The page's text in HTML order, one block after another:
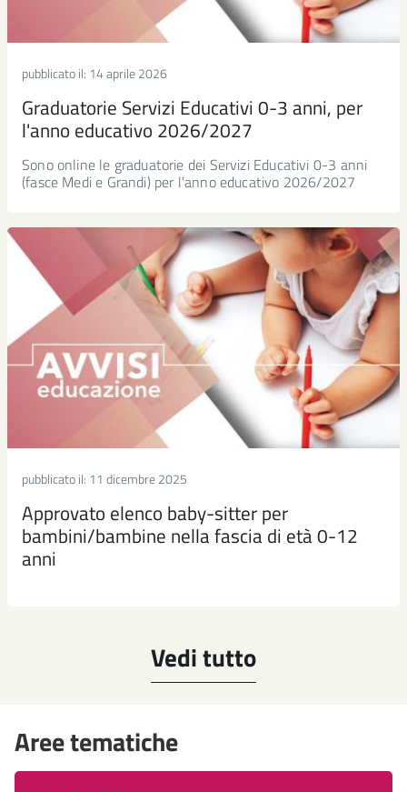
pubblicato il: 14 aprile 2026
Graduatorie Servizi Educativi 0-3 anni, per
l'anno educativo 2026/2027
Sono online le graduatorie dei Servizi Educativi 0-3 anni
(fasce Medi e Grandi) per l'anno educativo 2026/2027
pubblicato il: 11 dicembre 2025
Approvato elenco baby-sitter per
bambini/bambine nella fascia di età 0-12
anni
Vedi tutto
Aree tematiche